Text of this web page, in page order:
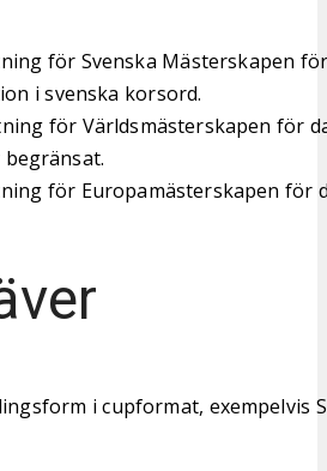
för Svenska Mästerskapen
i svenska korsord.
för Världsmästerskapen för
för Europamästerskapen för
i cupformat, exempelvis